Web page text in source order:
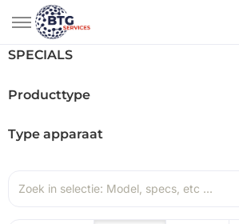
SPECIALS
Producttype
Type apparaat